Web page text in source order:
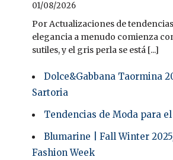
01/08/2026
Por Actualizaciones de
elegancia a menudo comienza
sutiles, y el gris perla se está [...]
Dolce&Gabbana Taormina
Sartoria
Tendencias de Moda para
Blumarine | Fall Winter
Fashion Week